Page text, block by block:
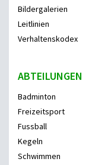
Bildergalerien
Leitlinien
Verhaltenskodex
ABTEILUNGEN
Badminton
Freizeitsport
Fussball
Kegeln
Schwimmen